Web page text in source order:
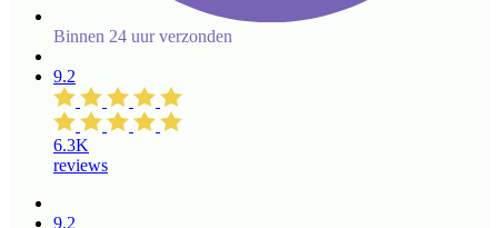
Binnen 24 uur verzonden
9.2
6.3K
reviews
9.2